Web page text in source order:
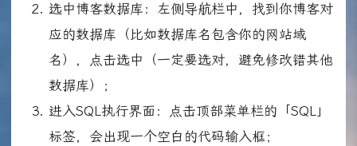
选中博客数据库：左侧导航栏中，找到你博客对
应的数据库（比如数据库名包含你的网站域
名），点击选中（一定要选对，避免修改错其他
数据库）；
进入SQL执行界面：点击顶部菜单栏的「SQL」
标签，会出现一个空白的代码输入框；